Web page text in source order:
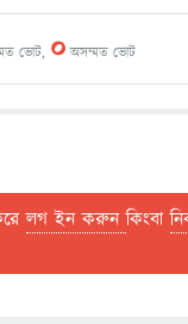
ভোট, 0অসম্মত ভোট
লগ ইন করুনকিংবা